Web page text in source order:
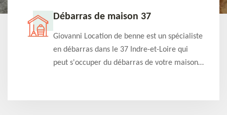
Débarras de maison 37
Giovanni Location de benne est un spécialiste
en débarras dans le 37 Indre-et-Loire qui
peut s'occuper du débarras de votre maison